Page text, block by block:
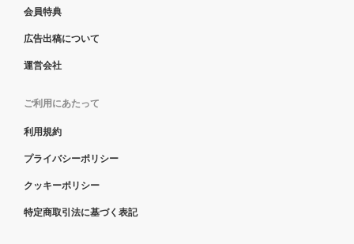
会員特典
広告出稿について
運営会社
ご利用にあたって
利用規約
プライバシーポリシー
クッキーポリシー
特定商取引法に基づく表記